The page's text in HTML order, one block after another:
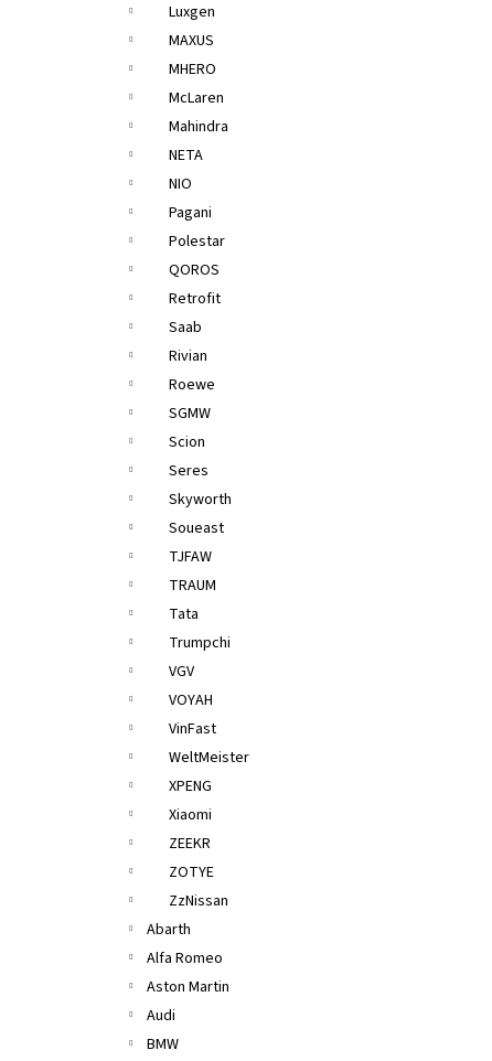
Luxgen
MAXUS
MHERO
McLaren
Mahindra
NETA
NIO
Pagani
Polestar
QOROS
Retrofit
Saab
Rivian
Roewe
SGMW
Scion
Seres
Skyworth
Soueast
TJFAW
TRAUM
Tata
Trumpchi
VGV
VOYAH
VinFast
WeltMeister
XPENG
Xiaomi
ZEEKR
ZOTYE
ZzNissan
Abarth
Alfa Romeo
Aston Martin
Audi
BMW